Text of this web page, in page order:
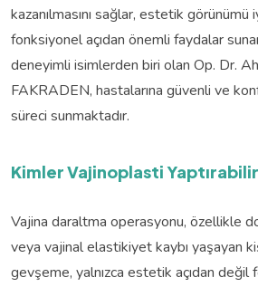
kazanılmasını sağlar, estetik görünümü
fonksiyonel açıdan önemli faydalar
deneyimli isimlerden biri olan Op. Dr.
FAKRADEN, hastalarına güvenli ve
süreci sunmaktadır.
Kimler Vajinoplasti
Vajina daraltma operasyonu, özellikle
veya vajinal elastikiyet kaybı yaşayan
gevşeme, yalnızca estetik açıdan değil